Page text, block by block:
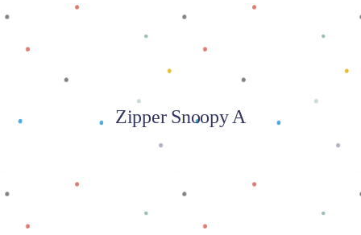
Zipper Snoopy A